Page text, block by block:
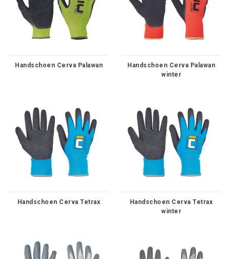
Handschoen Cerva Palawan
Handschoen Cerva Palawan
winter
Handschoen Cerva Tetrax
Handschoen Cerva Tetrax
winter